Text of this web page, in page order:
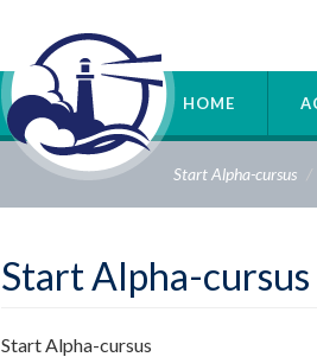
HOME
Start Alpha-cursus
Start Alpha-cursus
Start Alpha-cursus